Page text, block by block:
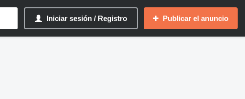
Iniciar sesión / Registro Publicar el anuncio